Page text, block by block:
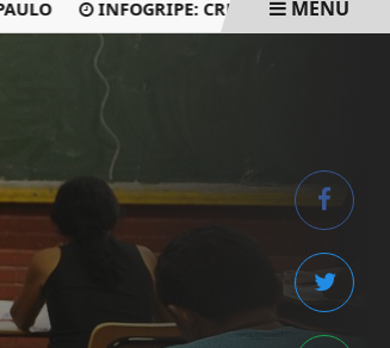
INFOGRIPE: CRESCE NÚMERO DEMENU